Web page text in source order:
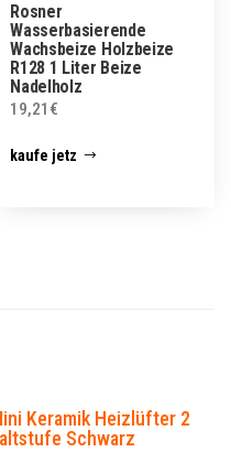
Rosner
Wasserbasierende
Wachsbeize Holzbeize
R128 1 Liter Beize
Nadelholz
19,21 €
kaufe jetz
Keramik Heizlüfter 2
Schwarz